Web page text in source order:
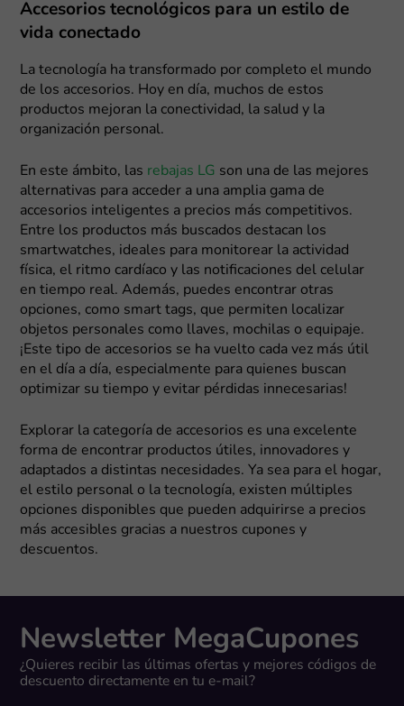
Accesorios tecnológicos para un estilo de
vida conectado
La tecnología ha transformado por completo el mundo
de los accesorios. Hoy en día, muchos de estos
productos mejoran la conectividad, la salud y la
organización personal.
En este ámbito, las rebajas LG son una de las mejores
alternativas para acceder a una amplia gama de
accesorios inteligentes a precios más competitivos.
Entre los productos más buscados destacan los
smartwatches, ideales para monitorear la actividad
física, el ritmo cardíaco y las notificaciones del celular
en tiempo real. Además, puedes encontrar otras
opciones, como smart tags, que permiten localizar
objetos personales como llaves, mochilas o equipaje.
¡Este tipo de accesorios se ha vuelto cada vez más útil
en el día a día, especialmente para quienes buscan
optimizar su tiempo y evitar pérdidas innecesarias!
Explorar la categoría de accesorios es una excelente
forma de encontrar productos útiles, innovadores y
adaptados a distintas necesidades. Ya sea para el hogar,
el estilo personal o la tecnología, existen múltiples
opciones disponibles que pueden adquirirse a precios
más accesibles gracias a nuestros cupones y
descuentos.
Newsletter MegaCupones
¿Quieres recibir las últimas ofertas y mejores códigos de
descuento directamente en tu e-mail?